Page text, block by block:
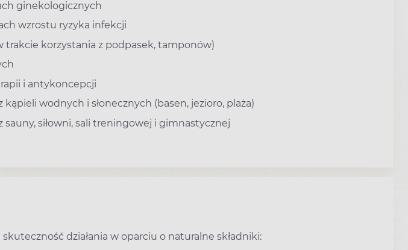
ginekologicznych
wzrostu ryzyka infekcji
trakcie korzystania z podpasek, tamponów)
i antykoncepcji
kąpieli wodnych i słonecznych (basen, jezioro, plaża)
sauny, siłowni, sali treningowej i gimnastycznej
działania w oparciu o naturalne składniki: